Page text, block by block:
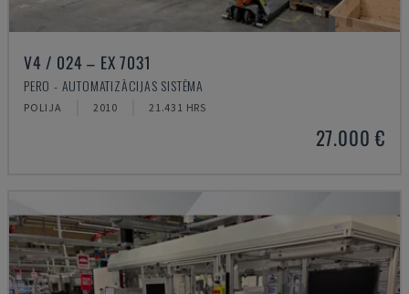
V4 / 024 – EX 7031
PERO - AUTOMATIZĀCIJAS SISTĒMA
POLIJA 2010 21.431 HRS
27.000 €